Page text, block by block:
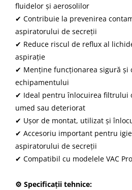
fluidelor și aerosolilor
✔ Contribuie la prevenirea
aspiratorului de secreții
✔ Reduce riscul de reflux al
aspirație
✔ Menține funcționarea sigură și
echipamentului
✔ Ideal pentru înlocuirea filtrului
umed sau deteriorat
✔ Ușor de montat, utilizat și
✔ Accesoriu important pentru
aspiratorului de secreții
✔ Compatibil cu modelele VAC
⚙ Specificații tehnice: